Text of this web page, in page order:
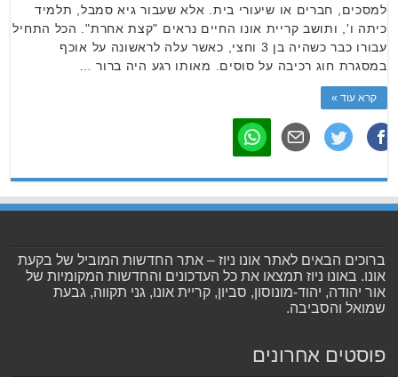
למסכים, חברים או שיעורי בית. אלא שעבור גיא סמבל, תלמיד
כיתה ו', ותושב קריית אונו החיים נראים "קצת אחרת". הכל התחיל
עבורו כבר כשהיה בן 3 וחצי, כאשר עלה לראשונה על אוכף
במסגרת חוג רכיבה על סוסים. מאותו רגע היה ברור …
קרא עוד »
ברוכים הבאים לאתר אונו ניוז – אתר החדשות המוביל של בקעת
אונו. באונו ניוז תמצאו את כל העדכונים והחדשות המקומיות של
אור יהודה, יהוד-מונוסון, סביון, קריית אונו, גני תקווה, גבעת
שמואל והסביבה.
פוסטים אחרונים